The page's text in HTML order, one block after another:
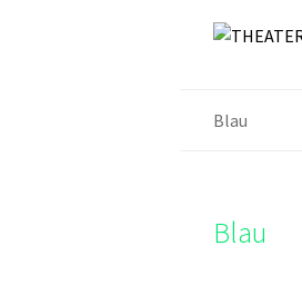
Blau
Blau